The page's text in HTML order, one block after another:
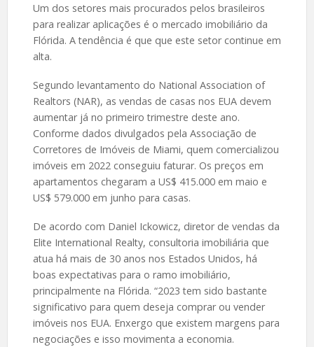
Um dos setores mais procurados pelos brasileiros
para realizar aplicações é o mercado imobiliário da
Flórida. A tendência é que que este setor continue em
alta.
Segundo levantamento do National Association of
Realtors (NAR), as vendas de casas nos EUA devem
aumentar já no primeiro trimestre deste ano.
Conforme dados divulgados pela Associação de
Corretores de Imóveis de Miami, quem comercializou
imóveis em 2022 conseguiu faturar. Os preços em
apartamentos chegaram a US$ 415.000 em maio e
US$ 579.000 em junho para casas.
De acordo com Daniel Ickowicz, diretor de vendas da
Elite International Realty, consultoria imobiliária que
atua há mais de 30 anos nos Estados Unidos, há
boas expectativas para o ramo imobiliário,
principalmente na Flórida. “2023 tem sido bastante
significativo para quem deseja comprar ou vender
imóveis nos EUA. Enxergo que existem margens para
negociações e isso movimenta a economia.